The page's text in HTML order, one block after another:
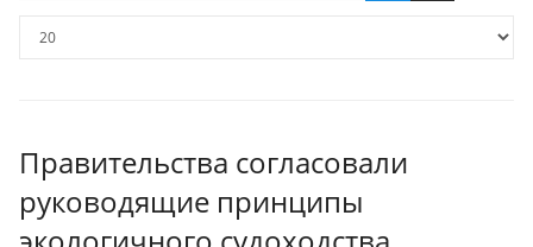
Правительства согласовали
руководящие принципы